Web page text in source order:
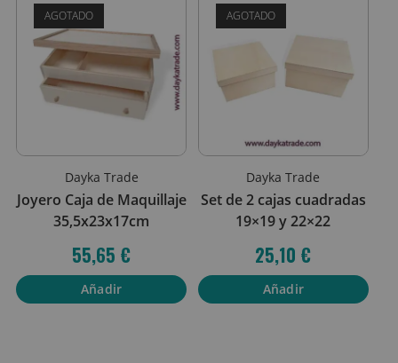
AGOTADO
Dayka Trade
Joyero Caja de Maquillaje
35,5x23x17cm
55,65 €
Añadir
AGOTADO
Dayka Trade
Set de 2 cajas cuadradas
19×19 y 22×22
25,10 €
Añadir